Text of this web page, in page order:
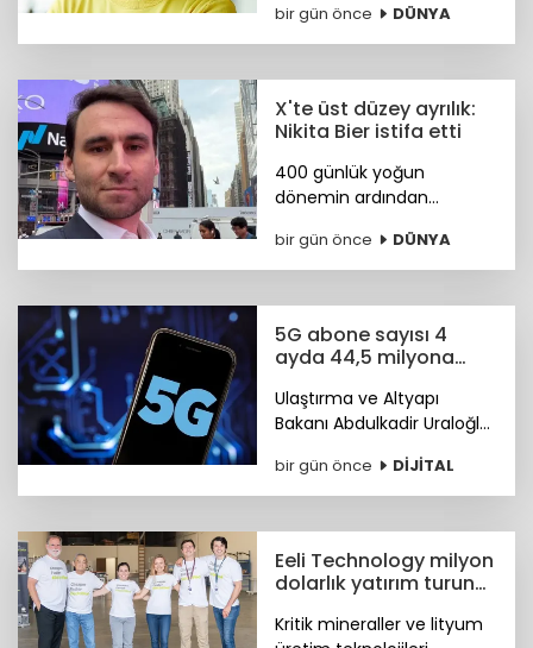
bilim insanı Koray
Kavukçuoğlu getirildi.
bir gün önce DÜNYA
X'te üst düzey ayrılık:
Nikita Bier istifa etti
400 günlük yoğun
dönemin ardından
şirkette danışman olarak
kalacak. Yerine tasarım ve
oluşan yeni bir ekip
geçiyor.
bir gün önce DÜNYA
5G abone sayısı 4
ayda 44,5 milyona
Ulaştırma ve Altyapı
Bakanı Abdulkadir Uraloğlu,
44,5 milyona ulaştığını
bildirdi.
bir gün önce DİJİTAL
Eeli Technology milyon
dolarlık yatırım turunu
Kritik mineraller ve lityum